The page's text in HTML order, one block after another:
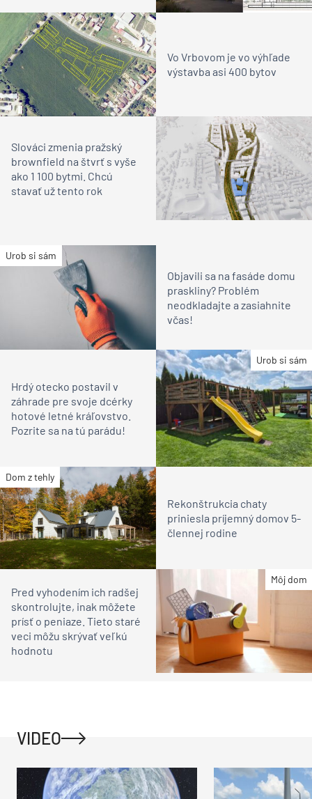
Vo Vrbovom je vo výhľade
výstavba asi 400 bytov
Slováci zmenia pražský
brownfield na štvrť s vyše
ako 1 100 bytmi. Chcú
stavať už tento rok
Urob si sám
Objavili sa na fasáde domu
praskliny? Problém
neodkladajte a zasiahnite
včas!
Urob si sám
Hrdý otecko postavil v
záhrade pre svoje dcérky
hotové letné kráľovstvo.
Pozrite sa na tú parádu!
Dom z tehly
Rekonštrukcia chaty
priniesla príjemný domov 5-
člennej rodine
Môj dom
Pred vyhodením ich radšej
skontrolujte, inak môžete
prísť o peniaze. Tieto staré
veci môžu skrývať veľkú
hodnotu
VIDEO